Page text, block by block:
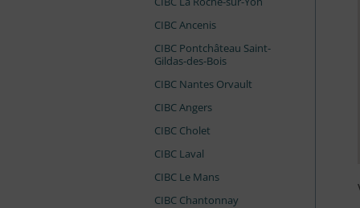
CIBC Ancenis
CIBC Pontchâteau Saint-
Gildas-des-Bois
CIBC Nantes Orvault
CIBC Angers
CIBC Cholet
CIBC Laval
CIBC Le Mans
CIBC Chantonnay